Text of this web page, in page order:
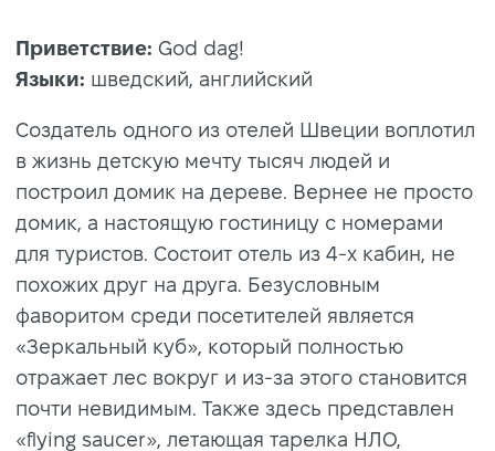
Приветствие: God dag!
Языки: шведский, английский
Создатель одного из отелей Швеции воплотил
в жизнь детскую мечту тысяч людей и
построил домик на дереве. Вернее не просто
домик, а настоящую гостиницу с номерами
для туристов. Состоит отель из 4-х кабин, не
похожих друг на друга. Безусловным
фаворитом среди посетителей является
«Зеркальный куб», который полностью
отражает лес вокруг и из-за этого становится
почти невидимым. Также здесь представлен
«flying saucer», летающая тарелка НЛО,